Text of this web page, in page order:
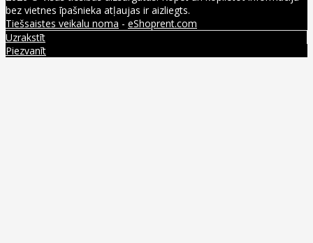
bez vietnes īpašnieka atļaujas ir aizliegts.
Tiešsaistes veikalu noma - eShoprent.com
Uzrakstīt
Piezvanīt